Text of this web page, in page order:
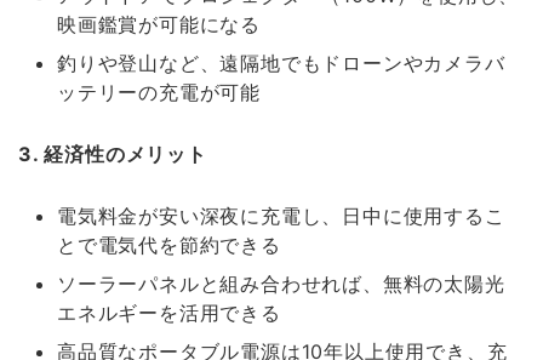
映画鑑賞が可能になる
釣りや登山など、遠隔地でもドローンやカメラバ
ッテリーの充電が可能
3. 経済性のメリット
電気料金が安い深夜に充電し、日中に使用するこ
とで電気代を節約できる
ソーラーパネルと組み合わせれば、無料の太陽光
エネルギーを活用できる
高品質なポータブル電源は10年以上使用でき、充